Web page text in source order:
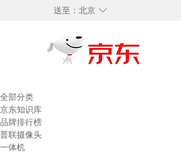
◇
送至： 北京
全部分类
京东知识库
品牌排行榜
普联摄像头
一体机